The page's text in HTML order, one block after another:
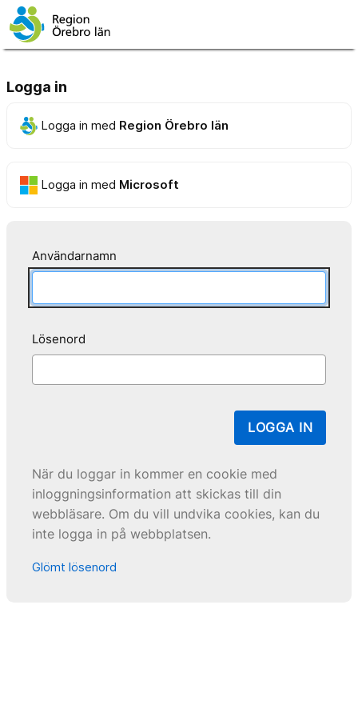
Logga in
Logga in med Region Örebro län
Logga in med Microsoft
Användarnamn
Lösenord
LOGGA IN
När du loggar in kommer en cookie med
inloggningsinformation att skickas till din
webbläsare. Om du vill undvika cookies, kan du
inte logga in på webbplatsen.
Glömt lösenord